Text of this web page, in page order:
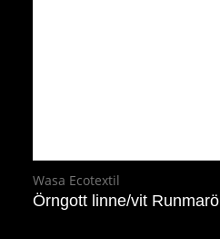
Wasa Ecotextil
Örngott linne/vit Runmarö